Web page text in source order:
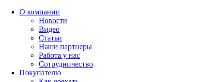
О компании
Новости
Видео
Статьи
Наши партнеры
Работа у нас
Сотрудничество
Покупателю